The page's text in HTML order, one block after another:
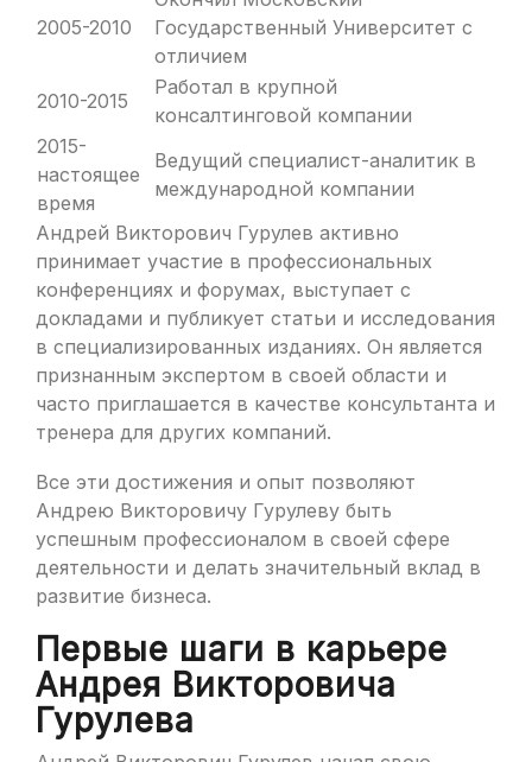
2005-2010
Государственный Университет с
отличием
2010-2015
Работал в крупной
консалтинговой компании
2015-
настоящее
время
Ведущий специалист-аналитик в
международной компании
Андрей Викторович Гурулев активно
принимает участие в профессиональных
конференциях и форумах, выступает с
докладами и публикует статьи и исследования
в специализированных изданиях. Он является
признанным экспертом в своей области и
часто приглашается в качестве консультанта и
тренера для других компаний.
Все эти достижения и опыт позволяют
Андрею Викторовичу Гурулеву быть
успешным профессионалом в своей сфере
деятельности и делать значительный вклад в
развитие бизнеса.
Первые шаги в карьере
Андрея Викторовича
Гурулева